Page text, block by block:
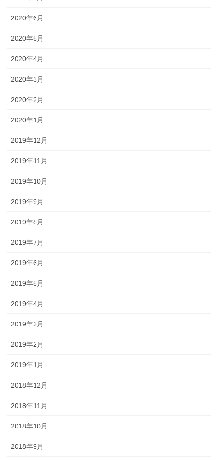
2020年6月
2020年5月
2020年4月
2020年3月
2020年2月
2020年1月
2019年12月
2019年11月
2019年10月
2019年9月
2019年8月
2019年7月
2019年6月
2019年5月
2019年4月
2019年3月
2019年2月
2019年1月
2018年12月
2018年11月
2018年10月
2018年9月